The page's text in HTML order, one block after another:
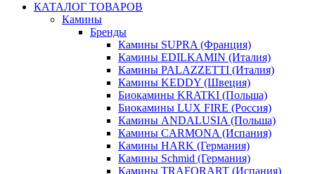
КАТАЛОГ ТОВАРОВ
Камины
Бренды
Камины SUPRA (Франция)
Камины EDILKAMIN (Италия)
Камины PALAZZETTI (Италия)
Камины KEDDY (Швеция)
Биокамины KRATKI (Польша)
Биокамины LUX FIRE (Россия)
Камины ANDALUSIA (Польша)
Камины CARMONA (Испания)
Камины HARK (Германия)
Камины Schmid (Германия)
Камины TRAFORART (Испания)